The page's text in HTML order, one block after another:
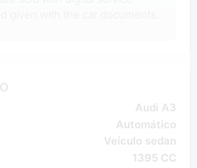
Audi A3
Automático
Veículo sedan
1395 CC